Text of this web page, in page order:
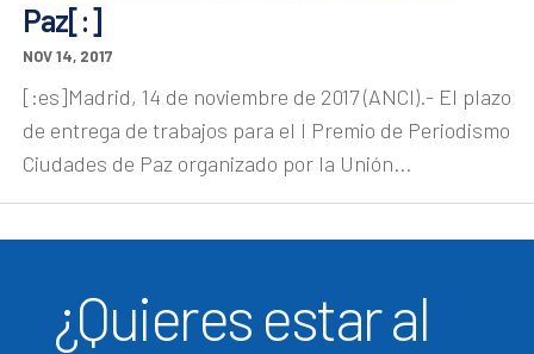
Paz[:]
NOV 14, 2017
[:es]Madrid, 14 de noviembre de 2017 (ANCI).- El plazo
de entrega de trabajos para el I Premio de Periodismo
Ciudades de Paz organizado por la Unión...
¿Quieres estar al